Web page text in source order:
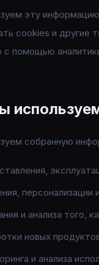
эту информацию
cookies и
с помощью
собранную
и анализа того,
новых
и анализа